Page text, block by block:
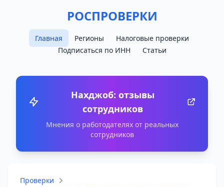
РОСПРОВЕРКИ
Главная Регионы
Налоговые проверки
Подписаться по ИНН
Статьи
Нахджоб: отзывы
сотрудников
Мнения о работодателях от реальных
сотрудников
Проверки